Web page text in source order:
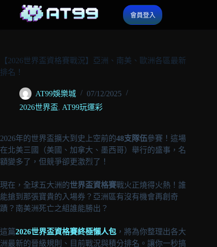
會員登入
【2026世界盃資格賽戰況】亞洲、南美、歐洲各區最新
排名！
AT99娛樂城
07/12/2025
2026世界盃, AT99玩運彩
2026年的世界盃擴大到史上空前的48支隊伍參賽！這場
在北美三國（美國、加拿大、墨西哥）舉行的盛事，名
額變多了，但競爭卻更激烈了！
現在，全球五大洲的世界盃資格賽戰火正燒得火熱！誰
能搶到那張寶貴的入場券？亞洲區有沒有機會再創奇
蹟？南美洲死亡之組誰能勝出？
這篇2026世界盃資格賽終極懶人包 ，將為你整理出各大
洲最新的晉級規則、目前戰況與積分排名。讓你一秒搞